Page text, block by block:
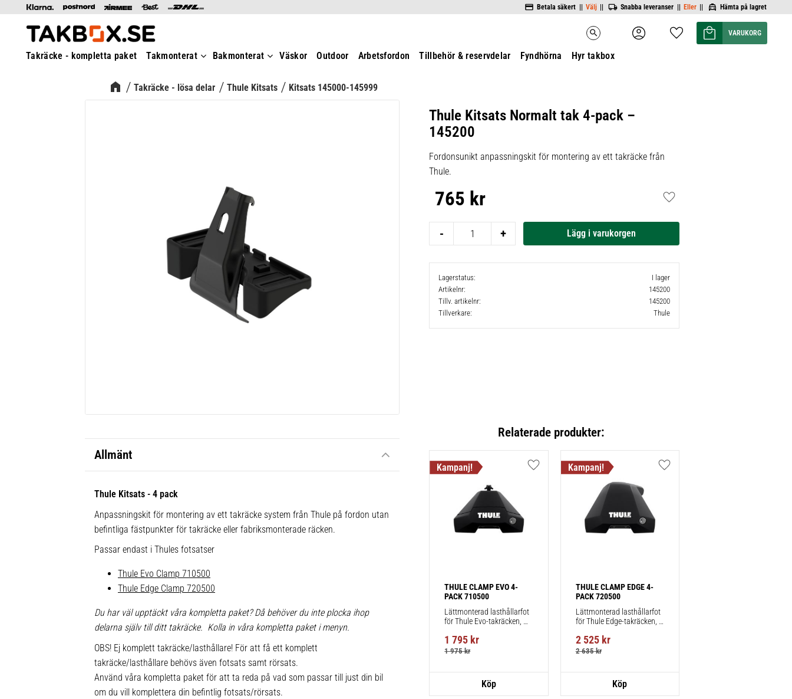
Betala säkert || Välj || Snabba leveranser || Eller || Hämta på lagret
search Favoriter
Kundvagn
Takräcke - kompletta paket Takmonterat Bakmonterat Väskor Outdoor Arbetsfordon Tillbehör & reservdelar Fyndhörna Hyr takbox
Takräcke - lösa delar Thule Kitsats Kitsats 145000-145999
Thule Kitsats Normalt tak 4-pack –
145200
Fordonsunikt anpassningskit för montering av ett takräcke från
Thule.
765 kr
+
-
Lägg till i favoriter
Lagerstatus
I lager
Artikelnr
145200
Tillv. artikelnr
145200
Tillverkare
Thule
Allmänt
Thule Kitsats - 4 pack
Anpassningskit för montering av ett takräcke system från Thule på fordon utan
befintliga fästpunkter för takräcke eller fabriksmonterade räcken.
Passar endast i Thules fotsatser
Thule Evo Clamp 710500
Thule Edge Clamp 720500
Du har väl upptäckt våra kompletta paket? Då behöver du inte plocka ihop
delarna själv till ditt takräcke. Kolla in våra kompletta paket i menyn.
OBS! Ej komplett takräcke/lasthållare! För att få ett komplett
takräcke/lasthållare behövs även fotsats samt rörsats.
Använd våra kompletta paket för att ta reda på vad som passar till just din bil
om du vill komplettera din befintlig fotsats/rörsats.
Relaterade produkter:
THULE CLAMP EVO 4-
PACK 710500
Lättmonterad lasthållarfot
för Thule Evo-takräcken,
fästpunkter för takräcke
eller fabriksmonterade
1 795 kr
1 975kr
Lägg till i favoriter
THULE CLAMP EDGE 4-
PACK 720500
Lättmonterad lasthållarfot
för Thule Edge-takräcken,
fästpunkter för takräcke
eller fabriksmonterade
2 525kr
2 635kr
Lägg till i favoriter